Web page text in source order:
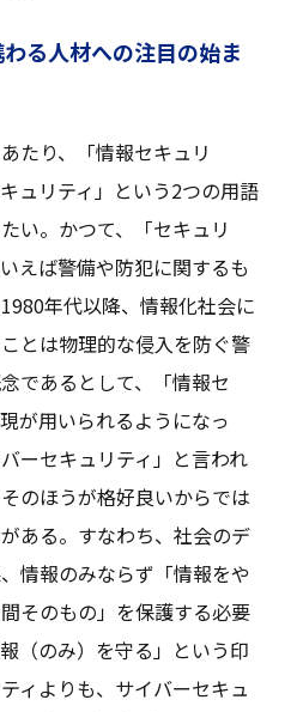
る人材への注目の始ま
たり、「情報セキュリ
ュリティ」という2つの用語
い。かつて、「セキュリ
えば警備や防犯に関するも
年代以降、情報化社会に
とは物理的な侵入を防ぐ警
であるとして、「情報セ
が用いられるようになっ
ーセキュリティ」と言われ
のほうが格好良いからでは
ある。すなわち、社会のデ
情報のみならず「情報をや
そのもの」を保護する必要
（のみ）を守る」という印
ィよりも、サイバーセキュ